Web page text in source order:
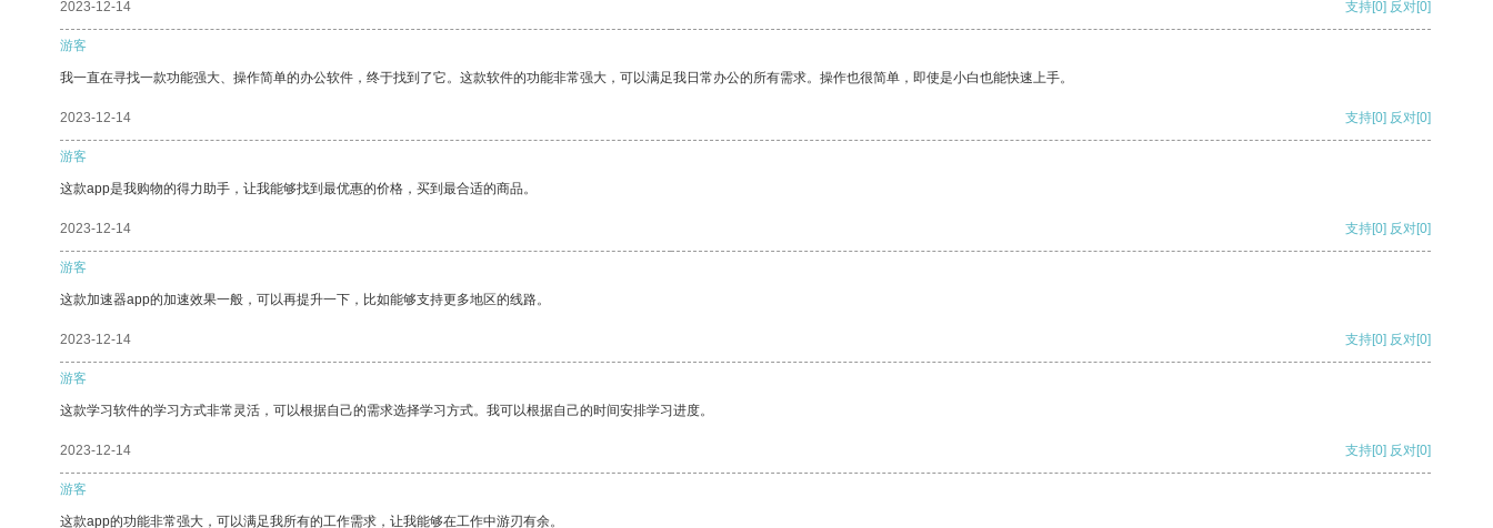
2023-12-14 支持[0] 反对[0]
游客
我一直在寻找一款功能强大、操作简单的办公软件，终于找到了它。这款软件的功能非常强大，可以满足我日常办公的所有需求。操作也很简单，即使是小白也能快速上手。
2023-12-14 支持[0] 反对[0]
游客
这款app是我购物的得力助手，让我能够找到最优惠的价格，买到最合适的商品。
2023-12-14 支持[0] 反对[0]
游客
这款加速器app的加速效果一般，可以再提升一下，比如能够支持更多地区的线路。
2023-12-14 支持[0] 反对[0]
游客
这款学习软件的学习方式非常灵活，可以根据自己的需求选择学习方式。我可以根据自己的时间安排学习进度。
2023-12-14 支持[0] 反对[0]
游客
这款app的功能非常强大，可以满足我所有的工作需求，让我能够在工作中游刃有余。